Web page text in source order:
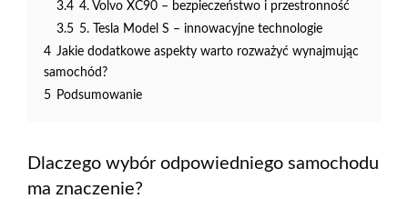
3.4 4. Volvo XC90 – bezpieczeństwo i przestronność
3.5 5. Tesla Model S – innowacyjne technologie
4 Jakie dodatkowe aspekty warto rozważyć wynajmując
samochód?
5 Podsumowanie
Dlaczego wybór odpowiedniego samochodu
ma znaczenie?